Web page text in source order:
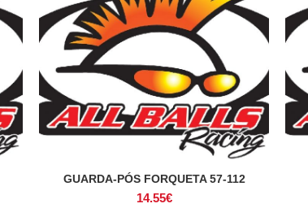
ADICIONAR
GUARDA-PÓS FORQUETA 57-112
14.55€